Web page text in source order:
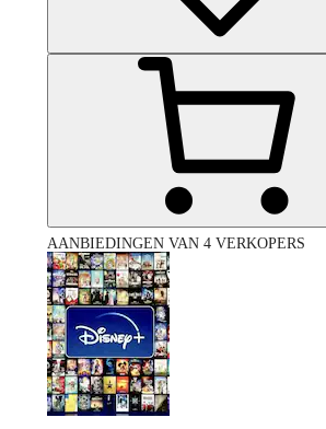
AANBIEDINGEN VAN 4 VERKOPERS